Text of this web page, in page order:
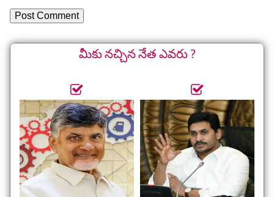
మీకు నచ్చిన నేత ఎవరు ?